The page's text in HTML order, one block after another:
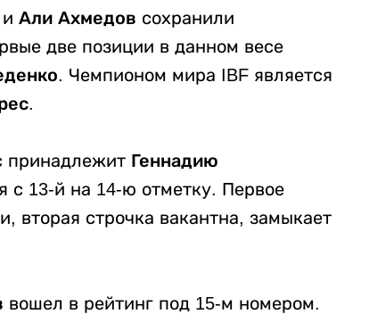
и Али Ахмедов сохранили
две позиции в данном весе
. Чемпионом мира IBF является
.
принадлежит Геннадию
с 13-й на 14-ю отметку. Первое
вторая строчка вакантна, замыкает
вошел в рейтинг под 15-м номером.